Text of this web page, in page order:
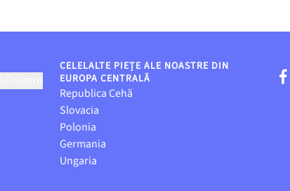
CELELALTE PIEȚE ALE NOASTRE DIN
EUROPA CENTRALĂ
Republica Cehă
Slovacia
Polonia
Germania
Ungaria